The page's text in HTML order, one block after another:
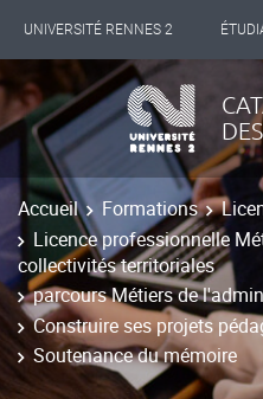
UNIVERSITÉ RENNES 2
INTERNATIONAL
LES NOUVELLES DE RENNES 2
Accueil Formations
Licence professionnelle
collectivités territoriales
parcours Métiers de
Construire ses projets
Soutenance du mémoire